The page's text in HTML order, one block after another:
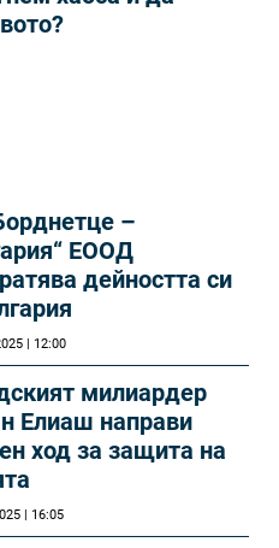
–
ЕООД
дейността си
| 12:00
милиардер
Елиаш направи
ход за защита на
| 16:05